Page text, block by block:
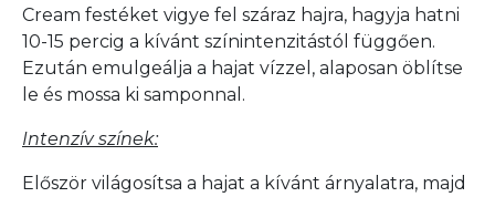
Cream festéket vigye fel száraz hajra, hagyja hatni
10-15 percig a kívánt színintenzitástól függően.
Ezután emulgeálja a hajat vízzel, alaposan öblítse
le és mossa ki samponnal.
Intenzív színek:
Először világosítsa a hajat a kívánt árnyalatra, majd